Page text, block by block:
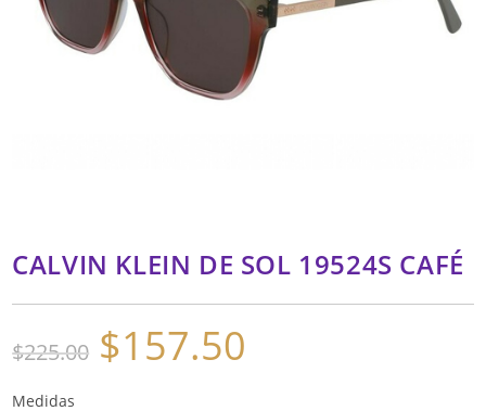
CALVIN KLEIN DE SOL 19524S CAFÉ
$225.00
El
precio
original
$157.50
Medidas